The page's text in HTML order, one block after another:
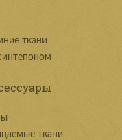
ткани
ткани